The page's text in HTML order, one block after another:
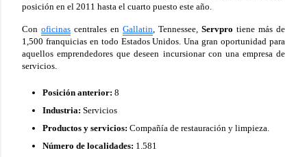
posición en el 2011 hasta el cuarto puesto este año.
Con oficinas centrales en Gallatin , Tennessee, Servpro tiene más de
1,500 franquicias en todo Estados Unidos. Una gran oportunidad para
aquellos emprendedores que deseen incursionar con una empresa de
servicios.
Posición anterior: 8
Industria: Servicios
Productos y servicios: Compañía de restauración y limpieza.
Número de localidades: 1.581